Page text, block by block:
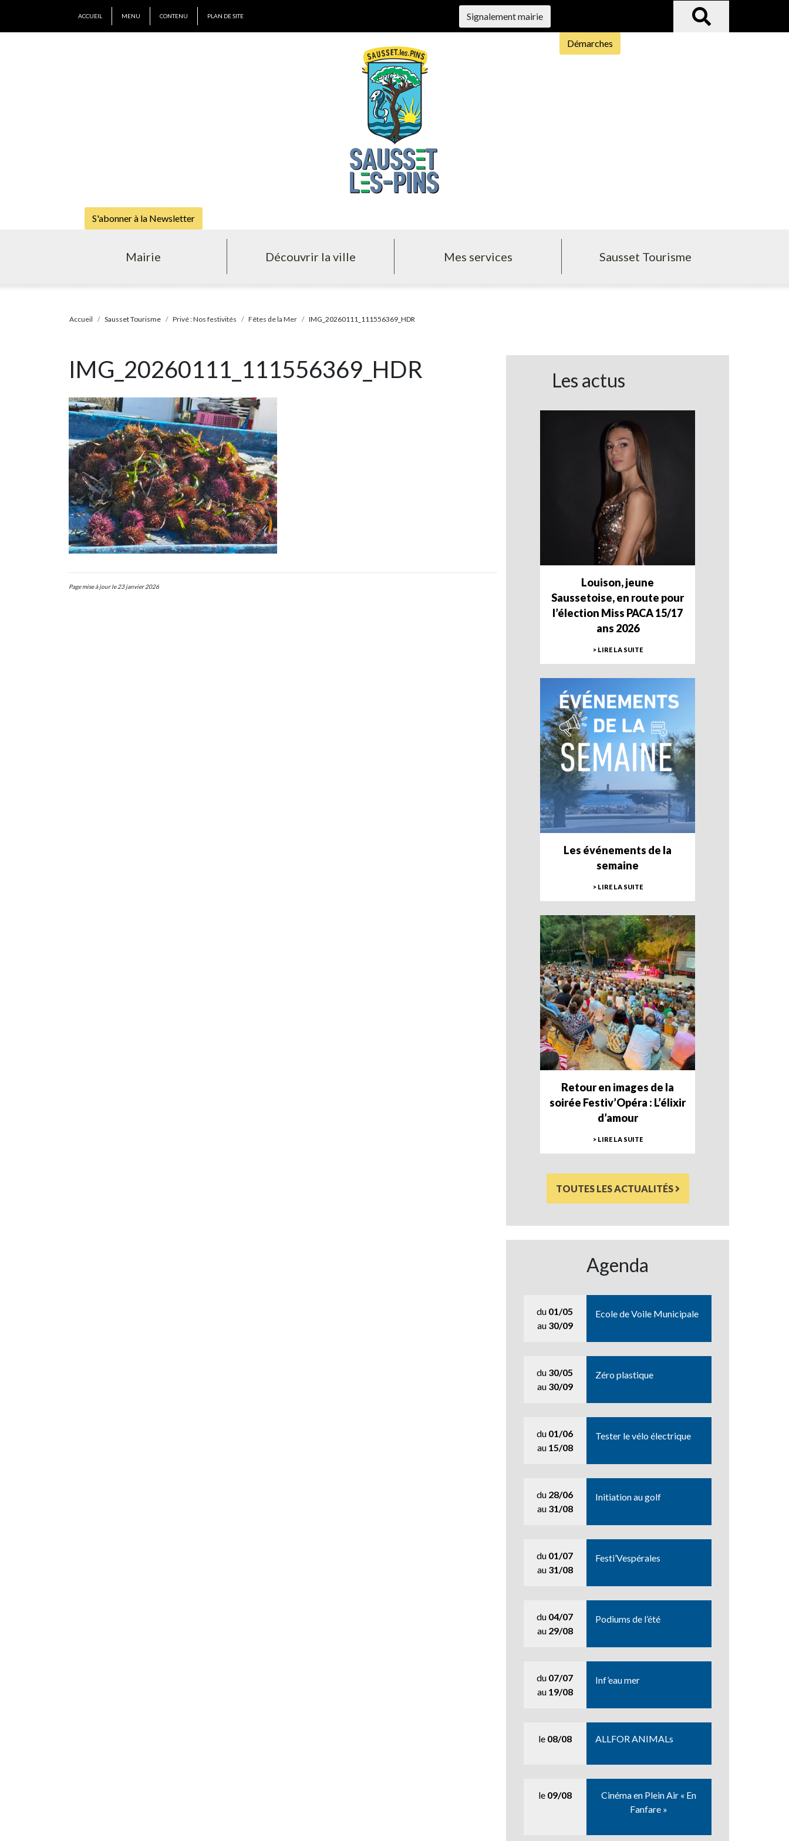
ACCUEIL MENU CONTENU PLAN DE SITE Signalement mairie
Démarches
S'abonner à la Newsletter
Mairie Découvrir la ville Mes services Sausset Tourisme
Accueil Sausset Tourisme Privé : Nos festivités Fêtes de la Mer IMG_20260111_111556369_HDR
IMG_20260111_111556369_HDR
Page mise à jour le 23 janvier 2026
Les actus
Louison, jeune
Saussetoise, en route pour
l’élection Miss PACA 15/17
ans 2026
> LIRE LA SUITE
Les événements de la
semaine
> LIRE LA SUITE
Retour en images de la
soirée Festiv’Opéra : L’élixir
d’amour
> LIRE LA SUITE
TOUTES LES ACTUALITÉS
Agenda
du 01/05
au 30/09
Ecole de Voile Municipale
du 30/05
au 30/09
Zéro plastique
du 01/06
au 15/08
Tester le vélo électrique
du 28/06
au 31/08
Initiation au golf
du 01/07
au 31/08
Festi’Vespérales
du 04/07
au 29/08
Podiums de l’été
du 07/07
au 19/08
Inf’eau mer
le 08/08 ALLFOR ANIMALs
le 09/08
Cinéma en Plein Air « En
Fanfare »